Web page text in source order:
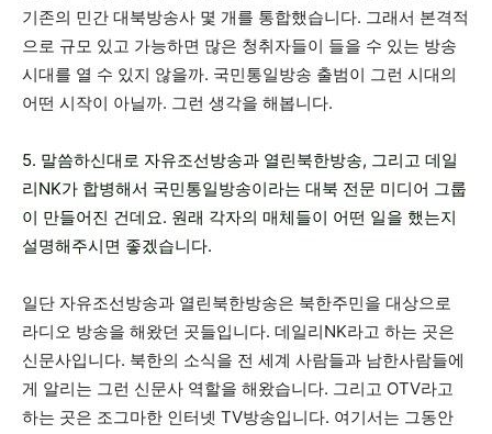
기존의 민간 대북방송사 몇 개를 통합했습니다. 그래서 본격적
으로 규모 있고 가능하면 많은 청취자들이 들을 수 있는 방송
시대를 열 수 있지 않을까. 국민통일방송 출범이 그런 시대의
어떤 시작이 아닐까. 그런 생각을 해봅니다.
5. 말씀하신대로 자유조선방송과 열린북한방송, 그리고 데일
리NK가 합병해서 국민통일방송이라는 대북 전문 미디어 그룹
이 만들어진 건데요. 원래 각자의 매체들이 어떤 일을 했는지
설명해주시면 좋겠습니다.
일단 자유조선방송과 열린북한방송은 북한주민을 대상으로
라디오 방송을 해왔던 곳들입니다. 데일리NK라고 하는 곳은
신문사입니다. 북한의 소식을 전 세계 사람들과 남한사람들에
게 알리는 그런 신문사 역할을 해왔습니다. 그리고 OTV라고
하는 곳은 조그마한 인터넷 TV방송입니다. 여기서는 그동안